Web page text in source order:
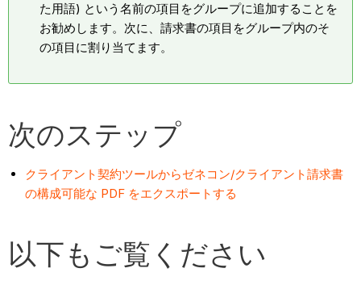
た用語) という名前の項目をグループに追加することを
お勧めします。次に、請求書の項目をグループ内のそ
の項目に割り当てます。
次のステップ
クライアント契約ツールからゼネコン/クライアント請求書
の構成可能な PDF をエクスポートする
以下もご覧ください